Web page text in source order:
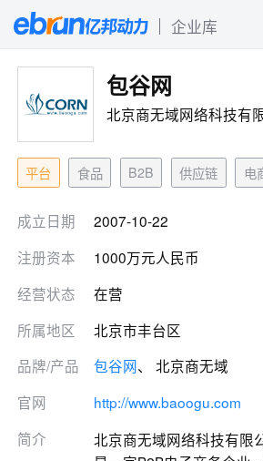
企业库
包谷网
北京商无域网络科技有
平台 食品 B2B 供应链 电
成立日期
2007-10-22
注册资本
1000万元人民币
经营状态
在营
所属地区
北京市丰台区
品牌/产品
包谷网、 北京商无域
官网
http://www.baoogu.com
简介
北京商无域网络科技有限